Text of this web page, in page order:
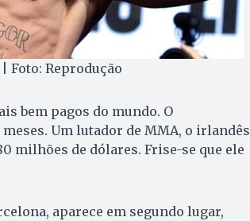
Foto: Reprodução
bem pagos do mundo. O
Um lutador de MMA, o irlandês
milhões de dólares. Frise-se que ele
aparece em segundo lugar,